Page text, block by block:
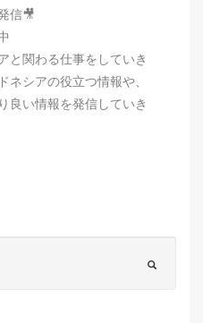
信🎥
と関わる仕事をしていき
ネシアの役立つ情報や、
良い情報を発信していき